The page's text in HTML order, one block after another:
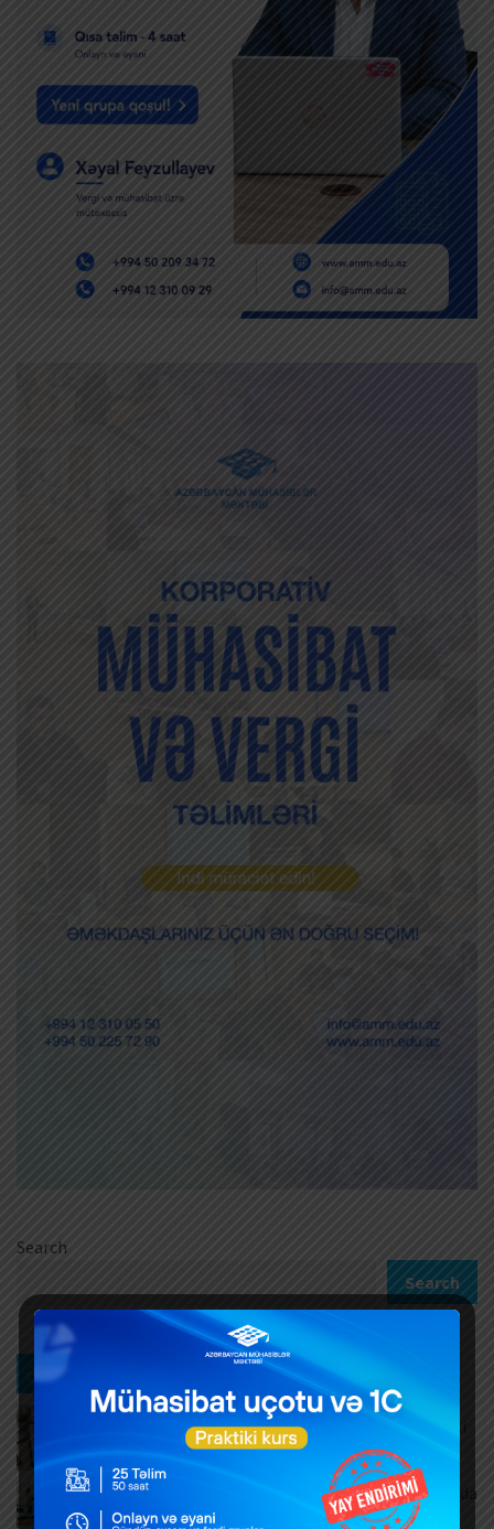
Search
Search
Ən son xəbərlər
Müntəzəm və daimi xidmətlərin rəsmiləşdirilməsi
AUGUST 7, 2026
Məşğulluq Strategiyası 2026–2030: Əmək bazarında
yeni hədəflər